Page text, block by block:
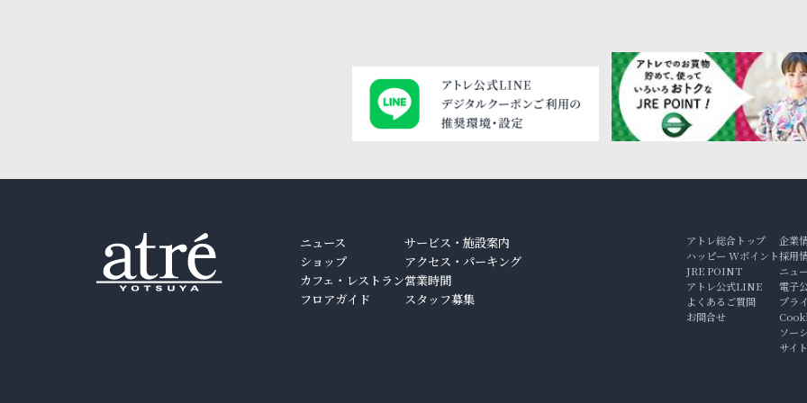
ニュース
ショップ
カフェ・レストラン
フロアガイド
サービス・施設案内
アクセス・パーキング
営業時間
スタッフ募集
アトレ総合トップ
ハッピー Wポイント
JRE POINT
アトレ公式LINE
よくあるご質問
お問合せ
企業
採用
ニュ
電子
プラ
ソー
サイ